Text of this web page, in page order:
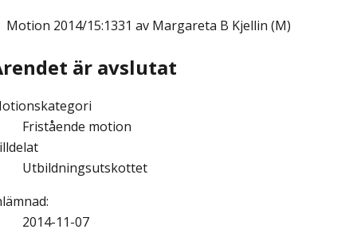
Motion 2014/15:1331 av Margareta B Kjellin (M)
är avslutat
Fristående motion
Utbildningsutskottet
:
2014-11-07